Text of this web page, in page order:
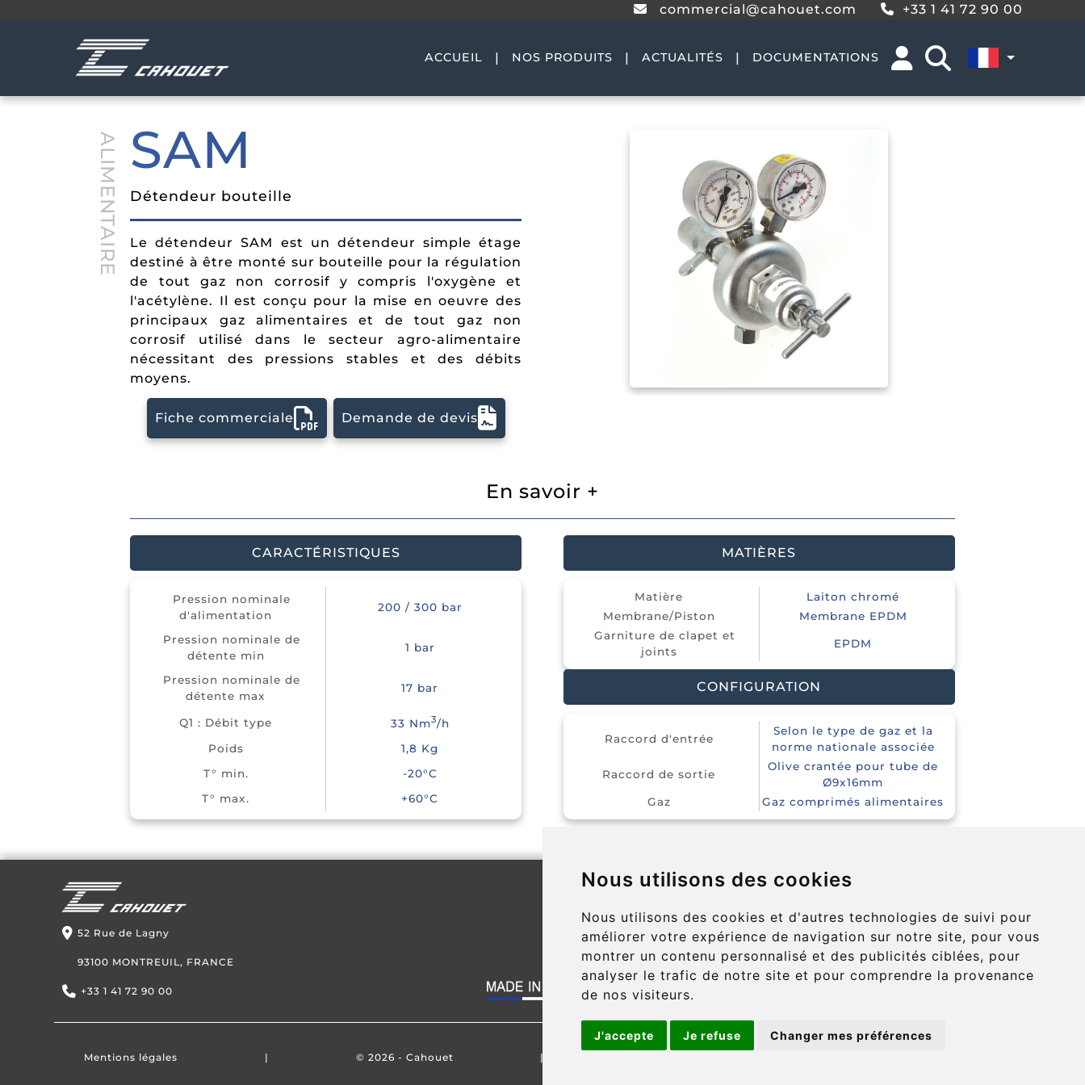
Nous utilisons des cookies
Nous utilisons des cookies et d'autres technologies de suivi pour
améliorer votre expérience de navigation sur notre site, pour vous
montrer un contenu personnalisé et des publicités ciblées, pour
analyser le trafic de notre site et pour comprendre la provenance
de nos visiteurs.
J'accepte Je refuse Changer mes préférences
SAM
ALIMENTAIRE Détendeur bouteille
Le détendeur SAM est un détendeur simple étage
destiné à être monté sur bouteille pour la régulation
de tout gaz non corrosif y compris l'oxygène et
l'acétylène. Il est conçu pour la mise en oeuvre des
principaux gaz alimentaires et de tout gaz non
corrosif utilisé dans le secteur agro-alimentaire
nécessitant des pressions stables et des débits
moyens.
Fiche commerciale Demande de devis
En savoir +
CARACTÉRISTIQUES
Pression nominale
d'alimentation
200 / 300 bar
Pression nominale de
détente min
1 bar
Pression nominale de
détente max
17 bar
Q1 : Débit type 33 Nm3/h
Poids
1,8 Kg
T° min.
-20°C
T° max.
+60°C
MATIÈRES
Matière
Laiton chromé
Membrane/Piston
Membrane EPDM
Garniture de clapet et
joints
EPDM
CONFIGURATION
Raccord d'entrée
Selon le type de gaz et la
norme nationale associée
Raccord de sortie
Olive crantée pour tube de
Ø9x16mm
Gaz
Gaz comprimés alimentaires
52 Rue de Lagny
93100 MONTREUIL, FRANCE
+33 1 41 72 90 00
Où sommes-nous ?
Mentions légales | © 2026 - Cahouet |
commercial@cahouet.com +33 1 41 72 90 00
ACCUEIL | NOS PRODUITS | ACTUALITÉS | DOCUMENTATIONS
Distribution centralisée
Flexibles et lyres
Dispositifs de sécurité
Vannes réseau HP et BP
Distribution centralisée
Solutions homecare
hospitalier
Urgences
Détendeurs haute pression
pression
Vannes réseau haute
pression
Solutions pour stations
Transfert et remplissage
Détendeurs
Débimétrie
Réchauffeurs
Vannes réseau haute
pression
Flexible haute pression